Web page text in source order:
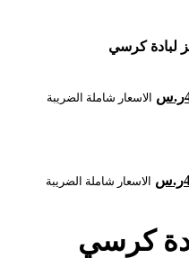
ر.س الاسعار شاملة الضريبة
ر.س الاسعار شاملة الضريبة